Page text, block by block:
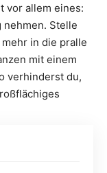
vor allem eines:
nehmen. Stelle
in die pralle
mit einem
verhinderst du,